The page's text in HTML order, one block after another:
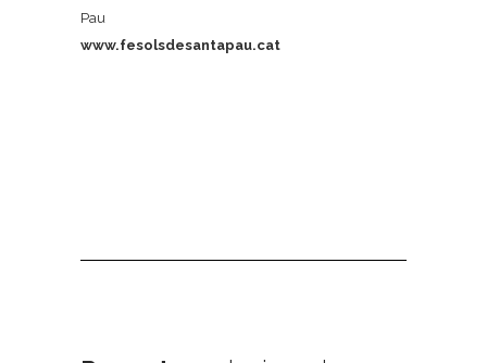
Pau
www.fesolsdesantapau.cat